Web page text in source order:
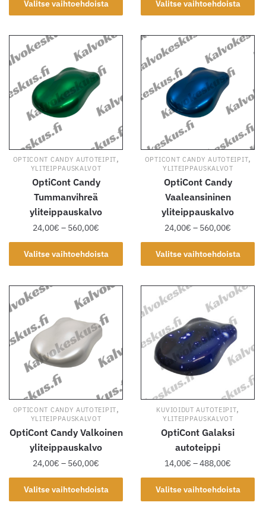
-
560,00€
Valitse vaihtoehdoista
tuotteella
useampi
muunnelma.
Voit
tehdä
valinnat
tuotteen
-
560,00€
Valitse vaihtoehdoista
tuotteella
useampi
muunnelma.
Voit
tehdä
valinnat
tuotteen
OPTICONT CANDY AUTOTEIPIT,
YLITEIPPAUSKALVOT
OptiCont Candy
Tummanvihreä
yliteippauskalvo
24,00€ – 560,00€
24,00€
-
560,00€
Valitse vaihtoehdoista
Tällä
tuotteella
useampi
muunnelma.
Voit
tehdä
valinnat
tuotteen
OPTICONT CANDY AUTOTEIPIT,
YLITEIPPAUSKALVOT
OptiCont Candy
Vaaleansininen
yliteippauskalvo
24,00€ – 560,00€
24,00€
-
560,00€
Valitse vaihtoehdoista
Tällä
tuotteella
useampi
muunnelma.
Voit
tehdä
valinnat
tuotteen
sivulla.
OPTICONT CANDY AUTOTEIPIT,
YLITEIPPAUSKALVOT
OptiCont Candy Valkoinen
yliteippauskalvo
24,00€ – 560,00€
24,00€
-
560,00€
Valitse vaihtoehdoista
Tällä
tuotteella
KUVIOIDUT AUTOTEIPIT,
YLITEIPPAUSKALVOT
OptiCont Galaksi
autoteippi
14,00€ –488,00€
14,00€
-
488,00€
Valitse vaihtoehdoista
Tällä
tuotteella